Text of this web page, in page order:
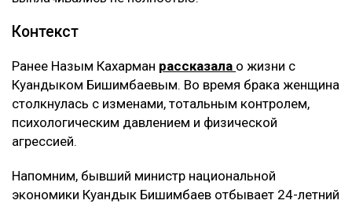
Контекст
Ранее Назым Кахарман рассказала о жизни с
Куандыком Бишимбаевым. Во время брака женщина
столкнулась с изменами, тотальным контролем,
психологическим давлением и физической
агрессией.
Напомним, бывший министр национальной
экономики Куандык Бишимбаев отбывает 24-летний